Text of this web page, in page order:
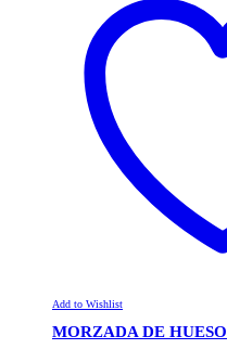
Add to Wishlist
MORZADA DE HUESO